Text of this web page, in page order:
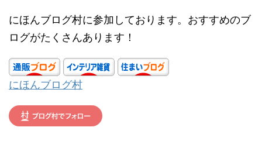
にほんブログ村に参加しております。おすすめのブ
ログがたくさんあります！
にほんブログ村